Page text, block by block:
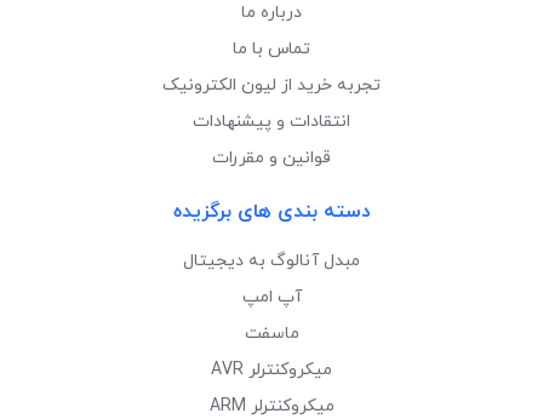
درباره ما
تماس با ما
تجربه خرید از لیون الکترونیک
انتقادات و پیشنهادات
قوانین و مقررات
دسته بندی های برگزیده
مبدل آنالوگ به دیجیتال
آپ امپ
ماسفت
میکروکنترلر AVR
میکروکنترلر ARM